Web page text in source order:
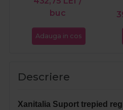
buc
Adauga in cos
Descriere
Xanitalia Suport trepied